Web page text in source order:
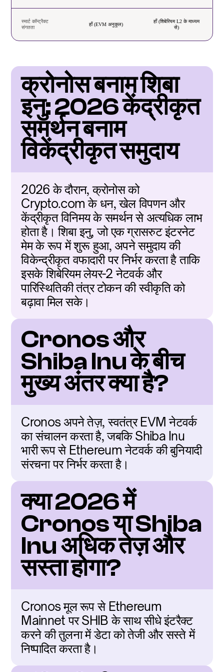
स्मार्ट कॉन्ट्रैक्ट
संगतता
हाँ (EVM अनुकूल)
हाँ (शिबेरियम L2 के माध्यम
से)
क्रोनोस बनाम शिबा
इनु: 2026 केंद्रीकृत
समर्थन बनाम
विकेंद्रीकृत समुदाय
2026 के दौरान, क्रोनोस को
Crypto.com के धन, खेल विपणन और
केंद्रीकृत विनिमय के समर्थन से अत्यधिक लाभ
होता है। शिबा इनु, जो एक ग्रासरुट इंटरनेट
मेम के रूप में शुरू हुआ, अपने समुदाय की
विकेन्द्रीकृत वफादारी पर निर्भर करता है ताकि
इसके शिबेरियम लेयर-2 नेटवर्क और
पारिस्थितिकी तंत्र टोकन की स्वीकृति को
बढ़ावा मिल सके।
Cronos और
Shiba Inu के बीच
मुख्य अंतर क्या है?
Cronos अपने तेज़, स्वतंत्र EVM नेटवर्क
का संचालन करता है, जबकि Shiba Inu
भारी रूप से Ethereum नेटवर्क की बुनियादी
संरचना पर निर्भर करता है।
क्या 2026 में
Cronos या Shiba
Inu अधिक तेज़ और
सस्ता होगा?
Cronos मूल रूप से Ethereum
Mainnet पर SHIB के साथ सीधे इंटरैक्ट
करने की तुलना में डेटा को तेजी और सस्ते में
निष्पादित करता है।